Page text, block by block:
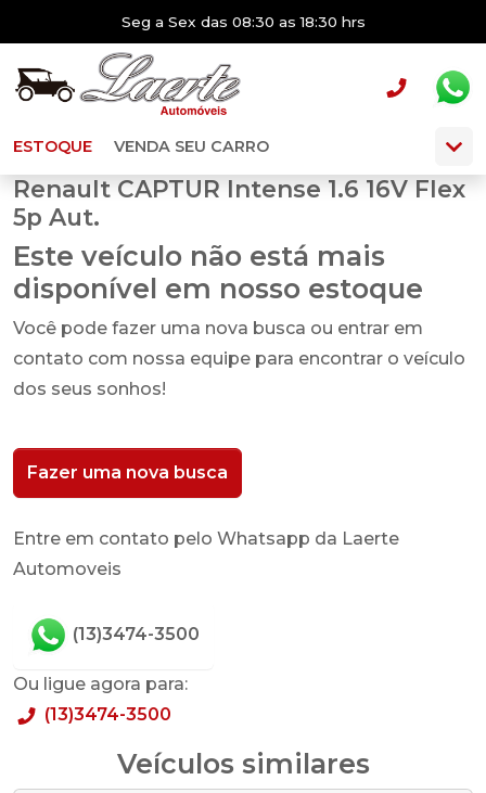
Seg a Sex das 08:30 as 18:30 hrs
ESTOQUE VENDA SEU CARRO
Renault CAPTUR Intense 1.6 16V Flex
5p Aut.
Este veículo não está mais
disponível em nosso estoque
Você pode fazer uma nova busca ou entrar em
contato com nossa equipe para encontrar o veículo
dos seus sonhos!
Fazer uma nova busca
Entre em contato pelo Whatsapp da Laerte
Automoveis
(13)3474-3500
Ou ligue agora para:
(13)3474-3500
Veículos similares